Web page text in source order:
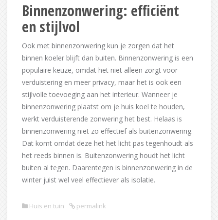
Binnenzonwering: efficiënt
en stijlvol
Ook met binnenzonwering kun je zorgen dat het
binnen koeler blijft dan buiten. Binnenzonwering is een
populaire keuze, omdat het niet alleen zorgt voor
verduistering en meer privacy, maar het is ook een
stijlvolle toevoeging aan het interieur. Wanneer je
binnenzonwering plaatst om je huis koel te houden,
werkt verduisterende zonwering het best. Helaas is
binnenzonwering niet zo effectief als buitenzonwering.
Dat komt omdat deze het het licht pas tegenhoudt als
het reeds binnen is. Buitenzonwering houdt het licht
buiten al tegen. Daarentegen is binnenzonwering in de
winter juist wel veel effectiever als isolatie.
Huis en tuin permalink